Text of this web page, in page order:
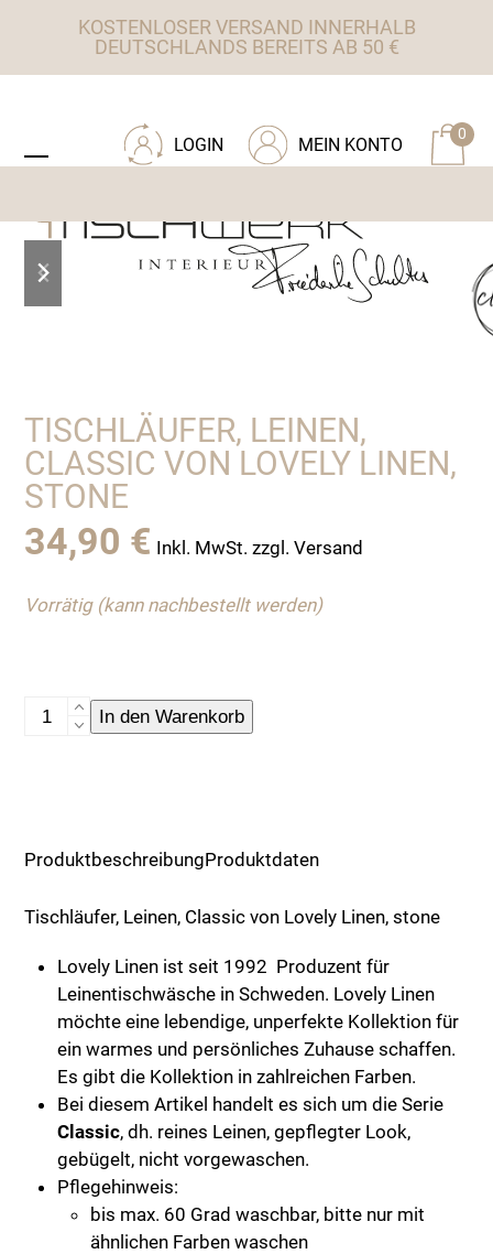
KOSTENLOSER VERSAND INNERHALB
DEUTSCHLANDS BEREITS AB 50 €
0
MEIN KONTO
LOGIN
mobile
mobile
slide
slide
TISCHLÄUFER, LEINEN,
CLASSIC VON LOVELY LINEN,
STONE
34,90 € Inkl. MwSt. zzgl. Versand
Vorrätig (kann nachbestellt werden)
Tischläufer,
Linen,
In den Warenkorb
ProduktbeschreibungProduktdaten
Tischläufer, Leinen, Classic von Lovely Linen, stone
Lovely Linen ist seit 1992 Produzent für
Leinentischwäsche in Schweden. Lovely Linen
möchte eine lebendige, unperfekte Kollektion für
ein warmes und persönliches Zuhause schaffen.
Es gibt die Kollektion in zahlreichen Farben.
Bei diesem Artikel handelt es sich um die Serie
Classic, dh. reines Leinen, gepflegter Look,
gebügelt, nicht vorgewaschen.
Pflegehinweis:
bis max. 60 Grad waschbar, bitte nur mit
ähnlichen Farben waschen